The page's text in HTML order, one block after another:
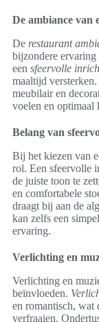
De ambiance van
De restaurant
bijzondere
een sfeervolle
maaltijd
meubilair en
voelen en optimaal
Belang van
Bij het kiezen van
rol. Een sfeervolle
de juiste toon te
en comfortabele
draagt bij aan de
kan zelfs een
ervaring.
Verlichting en
Verlichting en
beïnvloeden.
en romantisch, wat
verfraaien.